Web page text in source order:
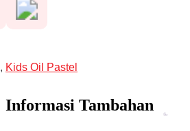
, Kids Oil Pastel
Informasi Tambahan